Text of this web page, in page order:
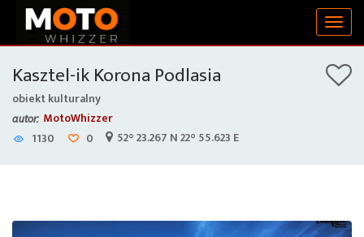
Kasztel-ik Korona Podlasia
obiekt kulturalny
autor: MotoWhizzer
1130
0 52° 23.267 N 22° 55.623 E